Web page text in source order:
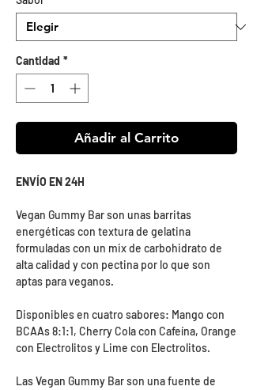
oferta
Cantidad *
Añadir al Carrito
ENVÍO EN 24H
Vegan Gummy Bar son unas barritas
energéticas con textura de gelatina
formuladas con un mix de carbohidrato de
alta calidad y con pectina por lo que son
aptas para veganos.
Disponibles en cuatro sabores: Mango con
BCAAs 8:1:1, Cherry Cola con Cafeína, Orange
con Electrolitos y Lime con Electrolitos.
Las Vegan Gummy Bar son una fuente de